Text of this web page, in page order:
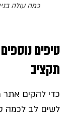
כמה עולה
טיפים
תקציב
כדי להקים אתר
לשים לב לכמה